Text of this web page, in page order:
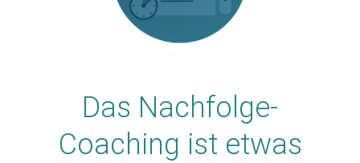
Das Nachfolge-
Coaching ist etwas